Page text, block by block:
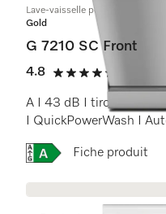
Lave-vaisselle posable
Gold
G 7210 SC Front
4.8
4.8 étoiles sur 5
A I 43 dB I tiroir à
I QuickPowerWash I
Online Label Flag,
Fiche produit